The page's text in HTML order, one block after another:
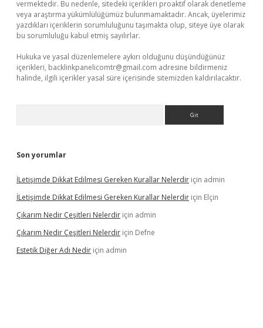
vermektedir. Bu nedenle, sitedeki içerikleri proaktif olarak denetleme
veya araştırma yükümlülüğümüz bulunmamaktadır. Ancak, üyelerimiz
yazdıkları içeriklerin sorumluluğunu taşımakta olup, siteye üye olarak
bu sorumluluğu kabul etmiş sayılırlar.
Hukuka ve yasal düzenlemelere aykırı olduğunu düşündüğünüz
içerikleri, backlinkpanelicomtr@gmail.com adresine bildirmeniz
halinde, ilgili içerikler yasal süre içerisinde sitemizden kaldırılacaktır.
Son yorumlar
İLetişimde Dikkat Edilmesi Gereken Kurallar Nelerdir için admin
İLetişimde Dikkat Edilmesi Gereken Kurallar Nelerdir için Elçin
Çıkarım Nedir Çeşitleri Nelerdir için admin
Çıkarım Nedir Çeşitleri Nelerdir için Defne
Estetik Diğer Adı Nedir için admin